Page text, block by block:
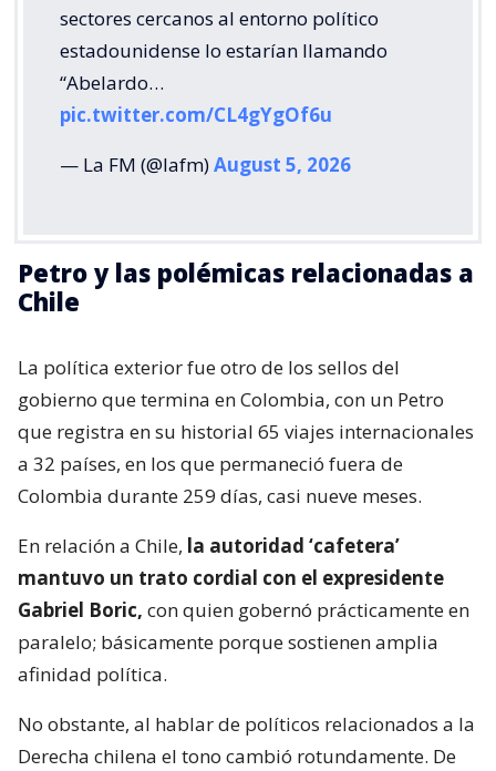
sectores cercanos al entorno político
estadounidense lo estarían llamando
“Abelardo…
pic.twitter.com/CL4gYgOf6u
— La FM (@lafm)August 5, 2026
Petro y las polémicas relacionadas a
Chile
La política exterior fue otro de los sellos del
gobierno que termina en Colombia, con un Petro
que registra en su historial 65 viajes internacionales
a 32 países, en los que permaneció fuera de
Colombia durante 259 días, casi nueve meses.
En relación a Chile, la autoridad ‘cafetera’
mantuvo un trato cordial con el expresidente
Gabriel Boric, con quien gobernó prácticamente en
paralelo; básicamente porque sostienen amplia
afinidad política.
No obstante, al hablar de políticos relacionados a la
Derecha chilena el tono cambió rotundamente. De